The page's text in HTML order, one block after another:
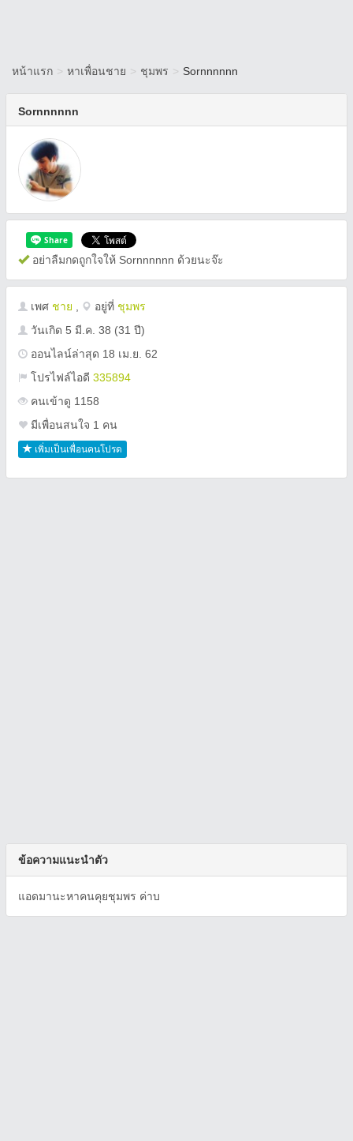
หน้าแรก > หาเพื่อนชาย > ชุมพร > Sornnnnnn
Sornnnnnn
อย่าลืมกดถูกใจให้ Sornnnnnn ด้วยนะจ๊ะ
เพศ ชาย อยู่ที่ ชุมพร
วันเกิด 5 มี.ค. 38 (31 ปี)
ออนไลน์ล่าสุด 18 เม.ย. 62
โปรไฟล์ไอดี 335894
คนเข้าดู 1158
มีเพื่อนสนใจ 1 คน
เพิ่มเป็นเพื่อนคนโปรด
ข้อความแนะนำตัว
แอดมานะหาคนคุยชุมพร ค่าบ